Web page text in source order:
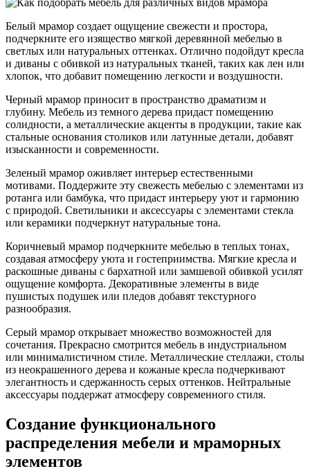
Белый мрамор создает ощущение свежести и простора,
подчеркните его изящество мягкой деревянной мебелью в
светлых или натуральных оттенках. Отлично подойдут кресла
и диваны с обивкой из натуральных тканей, таких как лен или
хлопок, что добавит помещению легкости и воздушности.
Черный мрамор приносит в пространство драматизм и
глубину. Мебель из темного дерева придаст помещению
солидности, а металлические акценты в продукции, такие как
стальные основания столиков или латунные детали, добавят
изысканности и современности.
Зеленый мрамор оживляет интерьер естественными
мотивами. Поддержите эту свежесть мебелью с элементами из
ротанга или бамбука, что придаст интерьеру уют и гармонию
с природой. Светильники и аксессуары с элементами стекла
или керамики подчеркнут натуральные тона.
Коричневый мрамор подчеркните мебелью в теплых тонах,
создавая атмосферу уюта и гостеприимства. Мягкие кресла и
раскошные диваны с бархатной или замшевой обивкой усилят
ощущение комфорта. Декоративные элементы в виде
пушистых подушек или пледов добавят текстурного
разнообразия.
Серый мрамор открывает множество возможностей для
сочетания. Прекрасно смотрится мебель в индустриальном
или минималистичном стиле. Металлические стеллажи, столы
из неокрашенного дерева и кожаные кресла подчеркивают
элегантность и сдержанность серых оттенков. Нейтральные
аксессуары поддержат атмосферу современного стиля.
Создание функционального
распределения мебели и мраморных
элементов